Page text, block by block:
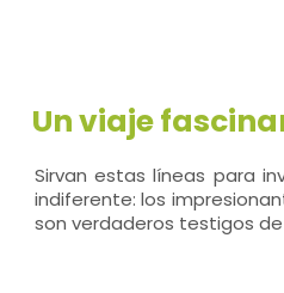
Un viaje
Sirvan estas líneas para
indiferente: los
son verdaderos testigos